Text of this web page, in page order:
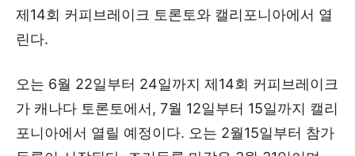
제14회 커피브레이크 토론토와 캘리포니아에서 열
린다.
오는 6월 22일부터 24일까지 제14회 커피브레이크
가 캐나다 토론토에서, 7월 12일부터 15일까지 캘리
포니아에서 열릴 예정이다. 오는 2월15일부터 참가